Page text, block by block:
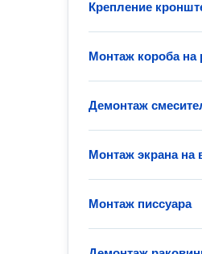
Крепление
Монтаж короба на
Демонтаж
Монтаж экрана на
Монтаж писсуара